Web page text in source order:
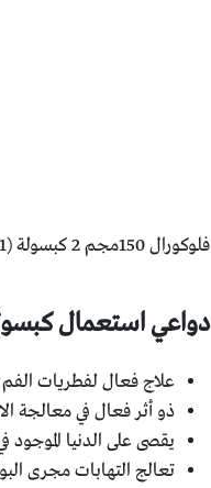
فلوكورال 150مجم 2 كبسولة (1 وحدة ) بسعر 36 جنيه على أن تحفظ في درجة حرارة لا تزيد عن 25 درجة مئوية، بعيد عن الرطوبة والشمس، ومتناول أيدي الأطفال.
دواعي استعمال
علاج فعال لفطريات الفم
ذو أثر فعال في معالجة
يقصى على الدنيا الموجود
تعالج التهابات مجرى